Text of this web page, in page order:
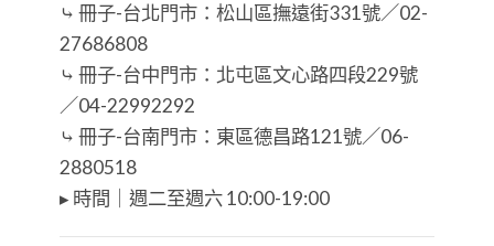
⤷ 冊子-台北門市：松山區撫遠街331號／02-
27686808
⤷ 冊子-台中門市：北屯區文心路四段229號
／04-22992292
⤷ 冊子-台南門市：東區德昌路121號／06-
2880518
▸ 時間｜週二至週六 10:00-19:00